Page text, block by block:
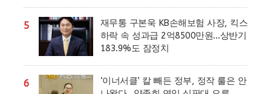
5
재무통 구본욱 KB손해보험 사장, 킥스
하락 속 성과급 2억8500만원…상반기
183.9%도 잠정치
6
‘이너서클’ 칼 빼든 정부, 정작 룰은 안